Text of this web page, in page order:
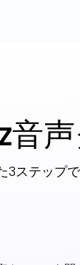
声
3ステップ